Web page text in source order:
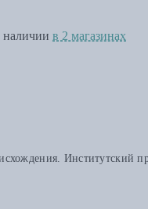
в 2 магазинах
Институтский